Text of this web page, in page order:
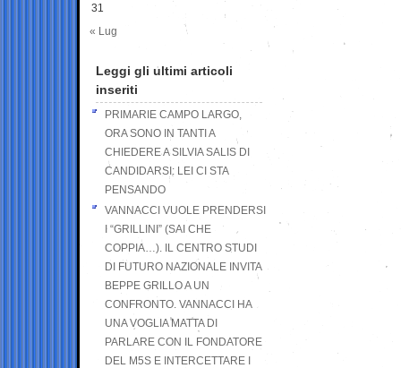
31
« Lug
Leggi gli ultimi articoli
inseriti
PRIMARIE CAMPO LARGO,
ORA SONO IN TANTI A
CHIEDERE A SILVIA SALIS DI
CANDIDARSI: LEI CI STA
PENSANDO
VANNACCI VUOLE PRENDERSI
I “GRILLINI” (SAI CHE
COPPIA…). IL CENTRO STUDI
DI FUTURO NAZIONALE INVITA
BEPPE GRILLO A UN
CONFRONTO. VANNACCI HA
UNA VOGLIA MATTA DI
PARLARE CON IL FONDATORE
DEL M5S E INTERCETTARE I